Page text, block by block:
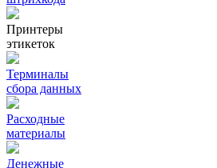
Принтеры
этикеток
Терминалы
сбора данных
Расходные
материалы
Денежные